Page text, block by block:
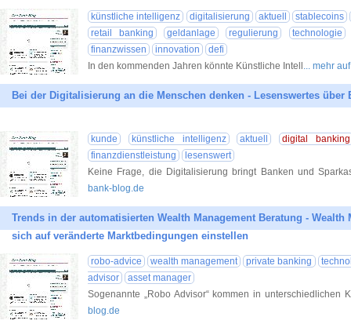
künstliche intelligenz digitalisierung aktuell
stablecoins
retail banking
geldanlage regulierung
technologie
finanzwissen
innovation
defi
In den kommenden Jahren könnte Künstliche Intell ... mehr
Bei der Digitalisierung an die Menschen denken - Lesenswertes über
kunde künstliche intelligenz aktuell
digital banking
finanzdienstleistung
lesenswert
Keine Frage, die Digitalisierung bringt Banken und
bank-blog.de
Trends in der automatisierten Wealth Management Beratung - Wealth
sich auf veränderte Marktbedingungen einstellen
robo-advice wealth management private banking
advisor
asset manager
Sogenannte „Robo Advisor“ kommen in unterschiedlichen
blog.de